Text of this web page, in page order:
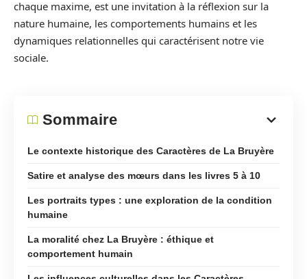
chaque maxime, est une invitation à la réflexion sur la
nature humaine, les comportements humains et les
dynamiques relationnelles qui caractérisent notre vie
sociale.
Sommaire
Le contexte historique des Caractères de La Bruyère
Satire et analyse des mœurs dans les livres 5 à 10
Les portraits types : une exploration de la condition
humaine
La moralité chez La Bruyère : éthique et
comportement humain